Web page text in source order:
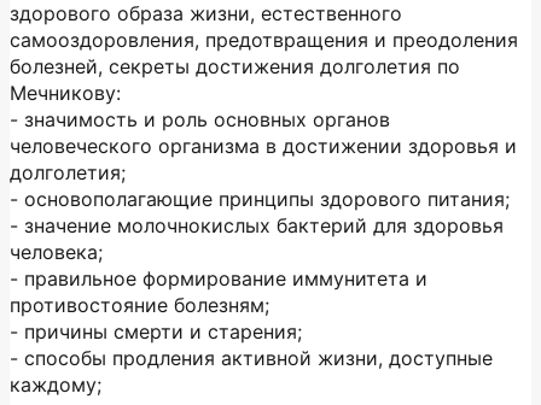
здорового образа жизни, естественного
самооздоровления, предотвращения и преодоления
болезней, секреты достижения долголетия по
Мечникову:
- значимость и роль основных органов
человеческого организма в достижении здоровья и
долголетия;
- основополагающие принципы здорового питания;
- значение молочнокислых бактерий для здоровья
человека;
- правильное формирование иммунитета и
противостояние болезням;
- причины смерти и старения;
- способы продления активной жизни, доступные
каждому;